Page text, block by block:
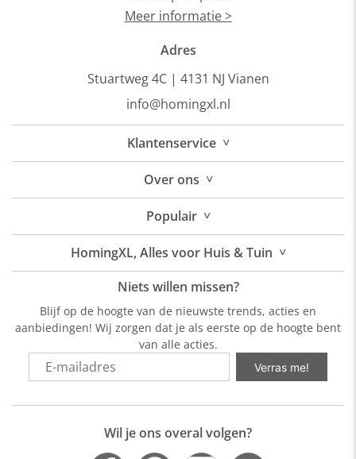
Meer informatie >
Adres
Stuartweg 4C | 4131 NJ Vianen
info@homingxl.nl
Klantenservice ˅
Overons ˅
Populair ˅
HomingXL, Alles voor Huis & Tuin ˅
Niets willen missen?
Blijf op de hoogte van de nieuwste trends, acties en
aanbiedingen! Wij zorgen dat je als eerste op de hoogte bent
van alle acties.
Verras me!
Wil je ons overal volgen?